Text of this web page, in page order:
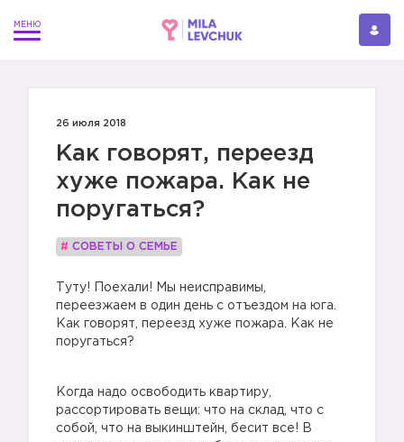
26 июля 2018
Как говорят, переезд
хуже пожара. Как не
поругаться?
# СОВЕТЫ О СЕМЬЕ
Туту! Поехали! Мы неисправимы,
переезжаем в один день с отъездом на юга.
Как говорят, переезд хуже пожара. Как не
поругаться?
Когда надо освободить квартиру,
рассортировать вещи: что на склад, что с
собой, что на выкинштейн, бесит все! В